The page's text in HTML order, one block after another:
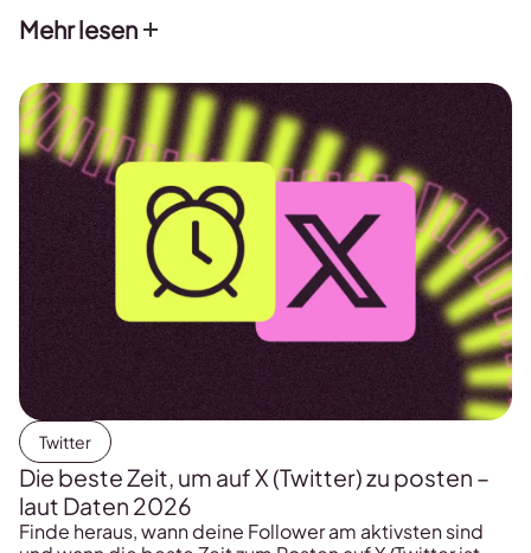
Mehr lesen
Twitter
Die beste Zeit, um auf X (Twitter) zu posten –
laut Daten 2026
Finde heraus, wann deine Follower am aktivsten sind